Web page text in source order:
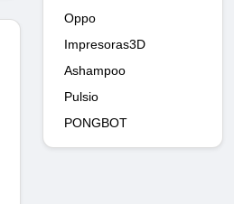
Oppo
Impresoras3D
Ashampoo
Pulsio
PONGBOT